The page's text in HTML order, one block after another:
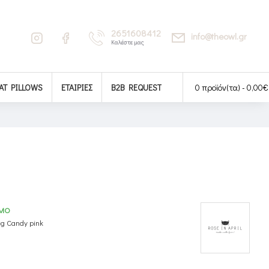
2651608412
Καλέστε μας
info@theowl.gr
PILLOWS ΕΤΑΙΡΊΕΣ B2B REQUEST 0 προϊόν(τα) - 0,00€
Candy pink